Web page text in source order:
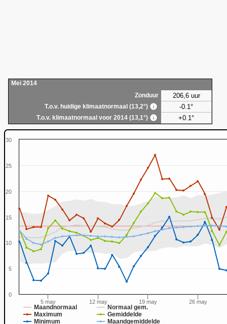
Mei 2014
Zonduur
206,6 uur
T.o.v. huidige klimaatnormaal (13,2°) -0.1°
T.o.v. klimaatnormaal voor 2014 (13,1°) +0.1°
Maandnormaal
Normaal gem.
Maximum
Gemiddelde
Minimum
Maandgemiddelde
5 may 12 may 19 may 26 may
0
5
10
15
20
25
30